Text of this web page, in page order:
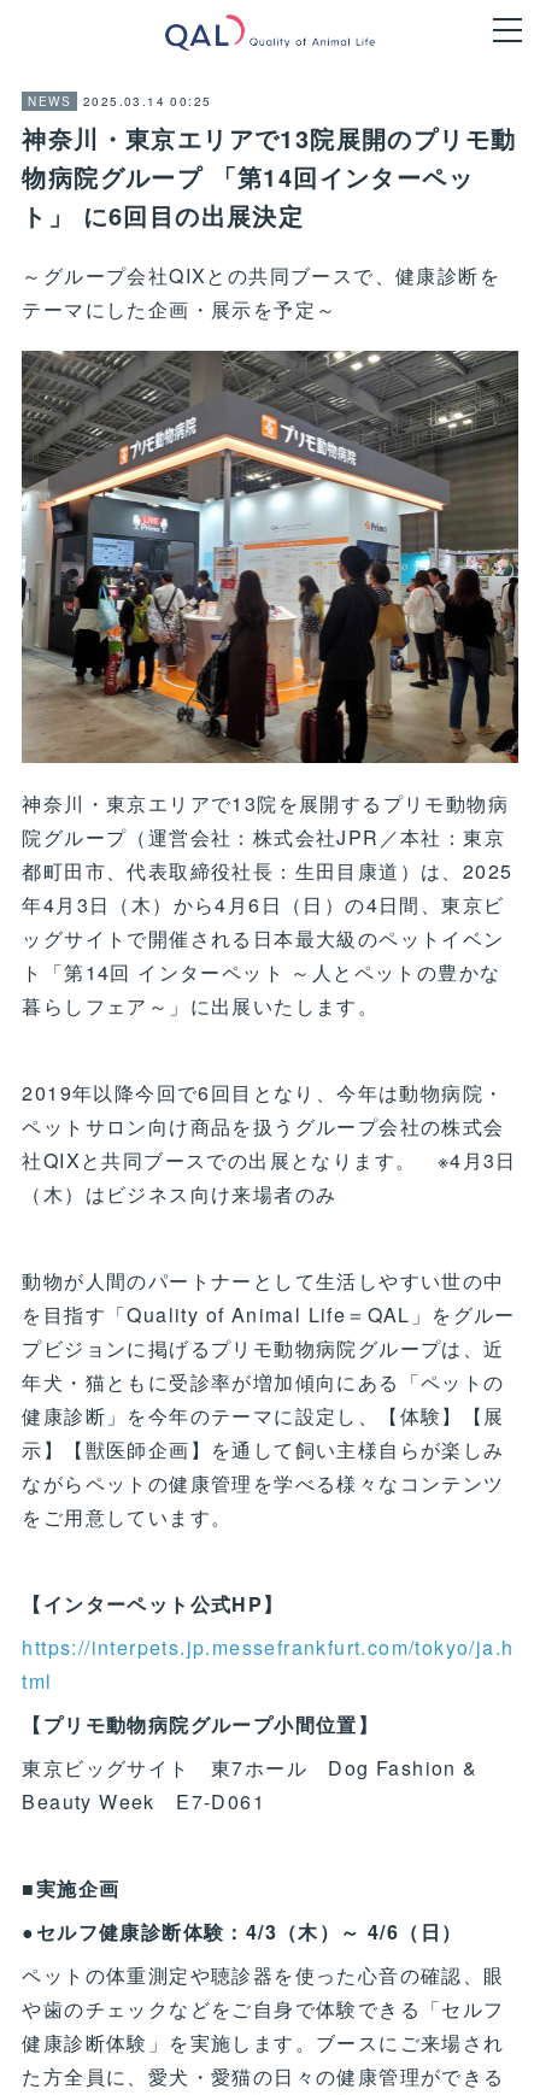
NEWS 2025.03.14 00:25
神奈川・東京エリアで13院展開のプリモ動
物病院グループ 「第14回インターペッ
ト」 に6回目の出展決定
～グループ会社QIXとの共同ブースで、健康診断を
テーマにした企画・展示を予定～
神奈川・東京エリアで13院を展開するプリモ動物病
院グループ（運営会社：株式会社JPR／本社：東京
都町田市、代表取締役社長：生田目康道）は、2025
年4月3日（木）から4月6日（日）の4日間、東京ビ
ッグサイトで開催される日本最大級のペットイベン
ト「第14回 インターペット ～人とペットの豊かな
暮らしフェア～」に出展いたします。
2019年以降今回で6回目となり、今年は動物病院・
ペットサロン向け商品を扱うグループ会社の株式会
社QIXと共同ブースでの出展となります。 ※4月3日
（木）はビジネス向け来場者のみ
動物が人間のパートナーとして生活しやすい世の中
を目指す「Quality of Animal Life＝QAL」をグルー
プビジョンに掲げるプリモ動物病院グループは、近
年犬・猫ともに受診率が増加傾向にある「ペットの
健康診断」を今年のテーマに設定し、【体験】【展
示】【獣医師企画】を通して飼い主様自らが楽しみ
ながらペットの健康管理を学べる様々なコンテンツ
をご用意しています。
【インターペット公式HP】
https://interpets.jp.messefrankfurt.com/tokyo/ja.h
tml
【プリモ動物病院グループ小間位置】
東京ビッグサイト 東7ホール Dog Fashion &
Beauty Week E7-D061
■実施企画
●セルフ健康診断体験：4/3（木）～ 4/6（日）
ペットの体重測定や聴診器を使った心音の確認、眼
や歯のチェックなどをご自身で体験できる「セルフ
健康診断体験」を実施します。ブースにご来場され
た方全員に、愛犬・愛猫の日々の健康管理ができる